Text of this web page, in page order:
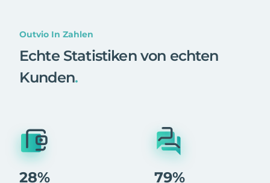
Outvio In Zahlen
Echte Statistiken von echten
Kunden.
28% 79%